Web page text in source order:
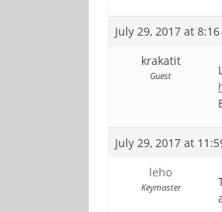
July 29, 2017 at
krakatit
Guest
July 29, 2017 at
leho
Keymaster